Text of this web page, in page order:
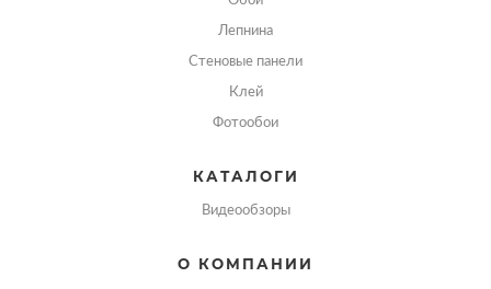
Лепнина
Стеновые панели
Клей
Фотообои
КАТАЛОГИ
Видеообзоры
О КОМПАНИИ